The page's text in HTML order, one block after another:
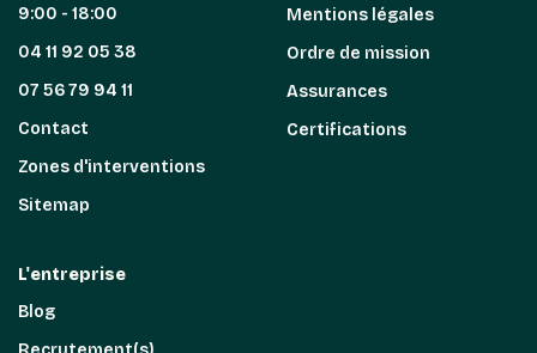
9:00 - 18:00
04 11 92 05 38
07 56 79 94 11
Contact
Zones d'interventions
Sitemap
Mentions légales
Ordre de mission
Assurances
Certifications
L'entreprise
Blog